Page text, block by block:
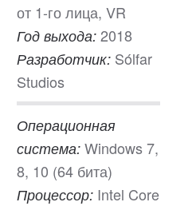
от 1-го лица, VR
Год выхода: 2018
Разработчик: Sólfar
Studios
Операционная
система: Windows 7,
8, 10 (64 бита)
Процессор: Intel Core